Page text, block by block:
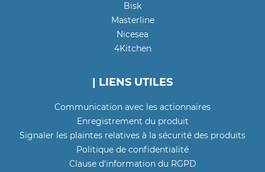
Bisk
Masterline
Nicesea
4Kitchen
| LIENS UTILES
Communication avec les actionnaires
Enregistrement du produit
Signaler les plaintes relatives à la sécurité des produits
Politique de confidentialité
Clause d'information du RGPD